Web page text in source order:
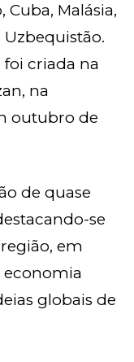
Cuba, Malásia,
Uzbequistão.
criada na
na
outubro de
de quase
se
em
economia
globais de